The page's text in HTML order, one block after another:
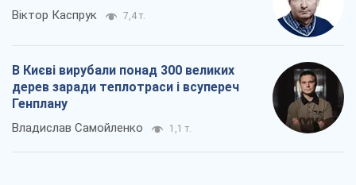
Віктор Каспрук 7,4 т.
В Києві вирубали понад 300 великих
дерев заради теплотраси і всупереч
Генплану
Владислав Самойленко 1,1 т.